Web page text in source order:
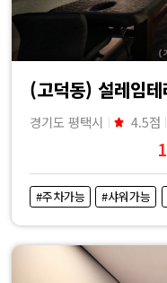
지
샵
가
격
비
교
(고덕동) 설레임테
경기도 평택시 4.5점
#주차가능 #샤워가능